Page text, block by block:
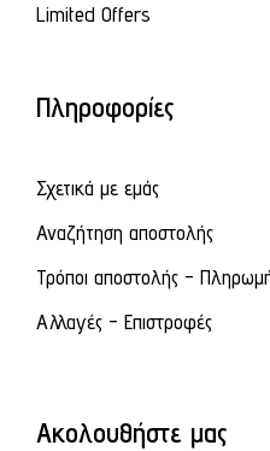
Limited Offers
Πληροφορίες
Σχετικά με εμάς
Αναζήτηση αποστολής
Τρόποι αποστολής -
Αλλαγές - Επιστροφές
Ακολουθήστε μας